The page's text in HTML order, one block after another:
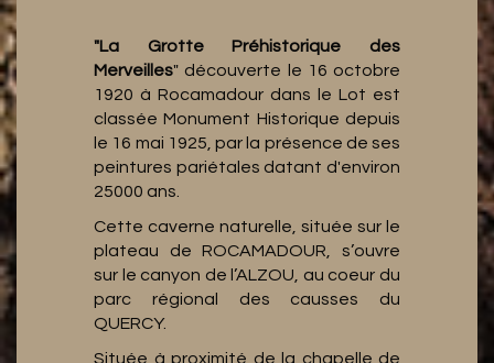
"La Grotte Préhistorique des
Merveilles" découverte le 16 octobre
1920 à Rocamadour dans le Lot est
classée Monument Historique depuis
le 16 mai 1925, par la présence de ses
peintures pariétales datant d'environ
25000 ans.
Cette caverne naturelle, située sur le
plateau de ROCAMADOUR, s’ouvre
sur le canyon de l’ALZOU, au coeur du
parc régional des causses du
QUERCY.
Située à proximité de la chapelle de